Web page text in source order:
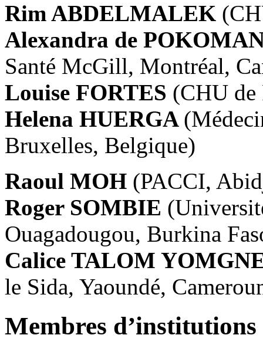
Rim ABDELMALEK
Alexandra de
Santé McGill, Montréal,
Louise FORTES (CHU de
Helena HUERGA
Bruxelles, Belgique)
Raoul MOH (PACCI,
Roger SOMBIE
Ouagadougou, Burkina
Calice TALOM
le Sida, Yaoundé,
Membres d’institutions